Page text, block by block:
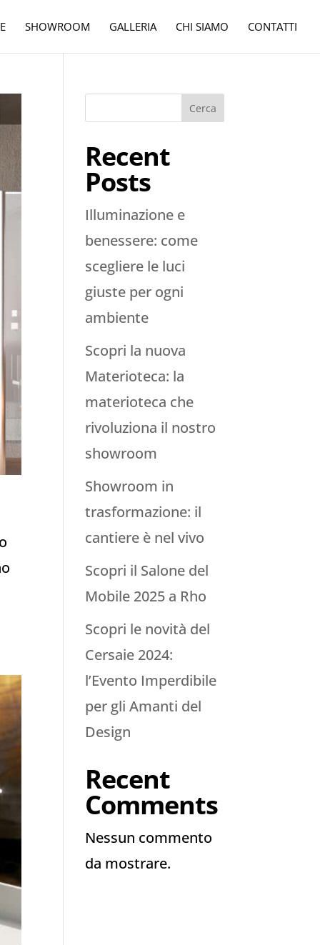
SHOWROOM GALLERIA CHI SIAMO CONTATTI
Cerca
Recent
Posts
Illuminazione e
benessere: come
scegliere le luci
giuste per ogni
ambiente
Scopri la nuova
Materioteca: la
materioteca che
rivoluziona il nostro
showroom
Showroom in
trasformazione: il
cantiere è nel vivo
Scopri il Salone del
Mobile 2025 a Rho
Scopri le novità del
Cersaie 2024:
l’Evento Imperdibile
per gli Amanti del
Design
Recent
Comments
Nessun commento
da mostrare.